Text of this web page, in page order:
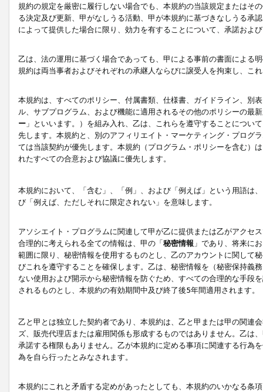
規約の規定を厳密に履行しない場合でも、本規約の当該規定またはそ
る決定及び更新、甲がなしうる活動、甲が本規約に基づきなしうる承
によって提供した場合に限り、効力を有することについて、承諾およ
乙は、法の運用に基づく場合であっても、甲による事前の書面による
規約は両当事者およびそれぞれの承継人ならびに譲受人を拘束し、こ
本規約は、すべてのポリシー、付属書類、仕様書、ガイドライン、別
ル、サブプログラム、および機能に適用されるその他のポリシーの最
ー 」といいます。）を組み入れ、乙は、これらを遵守することにつ
先します。本規約と、別のアフィリエイト・マーケティング・プログ
ては当該契約が優先します。本規約（プログラム・ポリシーを含む）
れたすべての合意および協議に優先します。
本規約において、「含む」、「例」、および「例えば」という用語は
び「例えば、ただしそれに限定されない」を意味します。
アソシエイト・プログラムに関連して甲が乙に提供または乙がアクセ
合理的に考えられる全ての情報は、甲の「秘密情報 」であり、将来に
範囲に限り、秘密情報を使用するものとし、乙のアカウントに関して
びこれを遵守することを確保します。乙は、秘密情報を（秘密保持義
ない使用および開示から秘密情報を防ぐため、すべての合理的な手段
されるものとし、本規約の有効期間中及び終了後5年間適用されます。
乙と甲とは独立した契約者であり、本規約は、乙と甲または甲の関連
ズ、販売代理店または雇用関係も形成するものではありません。乙は
承諾する権限もありません。乙が本規約に定める事項に関連する行為
為を自ら行ったとみなされます。
本規約にこれと矛盾する定めがあったとしても、本規約のいかなる条